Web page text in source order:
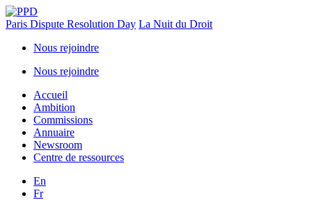
Paris Dispute Resolution Day La Nuit du Droit
Nous rejoindre
Nous rejoindre
Accueil
Ambition
Commissions
Annuaire
Newsroom
Centre de ressources
En
Fr